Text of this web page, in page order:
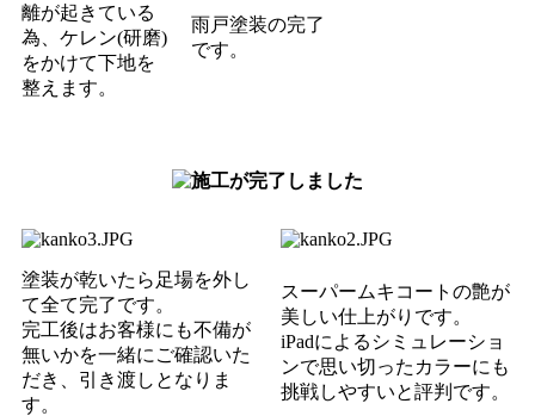
離が起きている
為、ケレン(研磨)
をかけて下地を
整えます。
雨戸塗装の完了
です。
塗装が乾いたら足場を外し
て全て完了です。
完工後はお客様にも不備が
無いかを一緒にご確認いた
だき、引き渡しとなりま
す。
スーパームキコートの艶が
美しい仕上がりです。
iPadによるシミュレーショ
ンで思い切ったカラーにも
挑戦しやすいと評判です。